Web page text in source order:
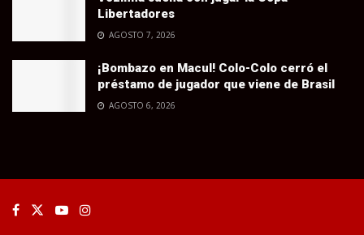
Libertadores
AGOSTO 7, 2026
¡Bombazo en Macul! Colo-Colo cerró el
préstamo de jugador que viene de Brasil
AGOSTO 6, 2026